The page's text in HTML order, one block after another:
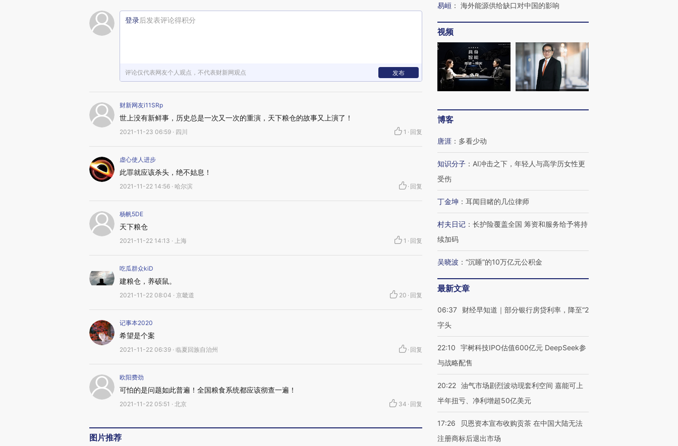
登录后发表评论得积分
评论仅代表网友个人观点，不代表财新网观点 发布
财新网友i11SRp
世上没有新鲜事，历史总是一次又一次的重演，天下粮仓的故事又上演了！
2021-11-23 06:59 · 四川 1 · 回复
虚心使人进步
此罪就应该杀头，绝不姑息！
2021-11-22 14:56 · 哈尔滨 · 回复
杨帆5DE
天下粮仓
2021-11-22 14:13 · 上海 1 · 回复
吃瓜群众kiD
建粮仓，养硕鼠。
2021-11-22 08:04 · 京畿道 20 · 回复
记事本2020
希望是个案
2021-11-22 06:39 · 临夏回族自治州 · 回复
欧阳费劲
可怕的是问题如此普遍！全国粮食系统都应该彻查一遍！
2021-11-22 05:51 · 北京 34 · 回复
图片推荐
易峘 ： 海外能源供给缺口对中国的影响
视频
博客
唐涯 ： 多看少动
知识分子 ： AI冲击之下，年轻人与高学历女性更
受伤
丁金坤 ： 耳闻目睹的几位律师
村夫日记 ： 长护险覆盖全国 筹资和服务给予将持
续加码
吴晓波 ： “沉睡”的10万亿元公积金
最新文章
06:37
财经早知道｜部分银行房贷利率，降至“2
字头
22:10
宇树科技IPO估值600亿元 DeepSeek参
与战略配售
20:22 油气市场剧烈波动现套利空间 嘉能可上
半年扭亏、净利增超50亿美元
17:26
贝恩资本宣布收购贡茶 在中国大陆无法
注册商标后退出市场